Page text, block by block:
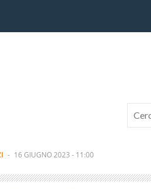
- 16 GIUGNO 2023 - 11:00